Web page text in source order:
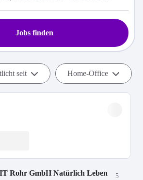
Jobs finden
seit Home-Office
Rohr GmbH Natürlich Leben
5